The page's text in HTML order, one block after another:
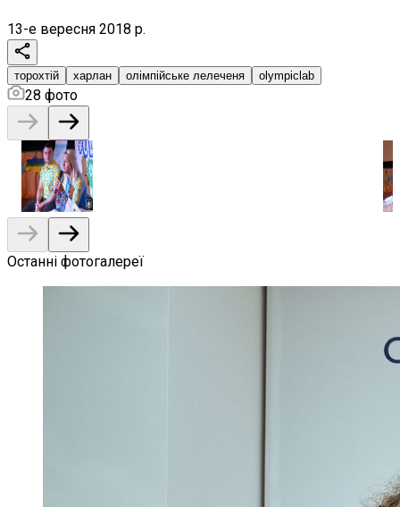
13-е вересня 2018 р.
торохтій харлан олімпійське лелеченя olympiclab
28 фото
Останні фотогалереї